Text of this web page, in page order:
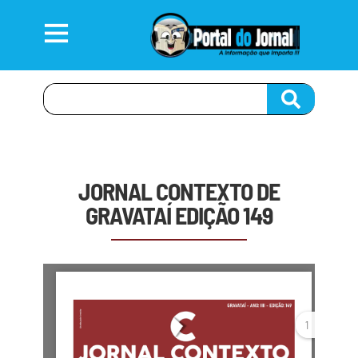
JORNAL CONTEXTO DE
GRAVATAÍ EDIÇÃO 149
1